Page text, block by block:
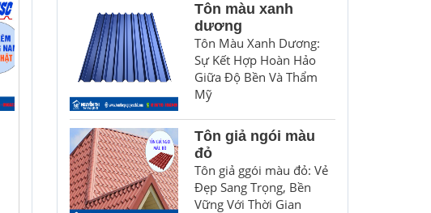
Tôn màu xanh
dương
Tôn Màu Xanh Dương:
Sự Kết Hợp Hoàn Hảo
Giữa Độ Bền Và Thẩm
Mỹ
Tôn giả ngói màu
đỏ
Tôn giả ggói màu đỏ: Vẻ
Đẹp Sang Trọng, Bền
Vững Với Thời Gian